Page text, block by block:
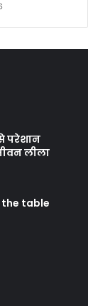
परेशान
लीला
the table